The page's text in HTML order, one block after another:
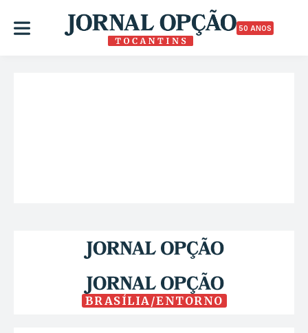
50 ANOS
BRASÍLIA/ENTORNO